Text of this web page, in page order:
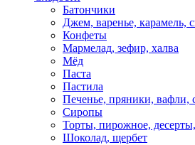
Батончики
Джем, варенье, карамель,
Конфеты
Мармелад, зефир, халва
Мёд
Паста
Пастила
Печенье, пряники, вафли,
Сиропы
Торты, пирожное,
Шоколад, щербет